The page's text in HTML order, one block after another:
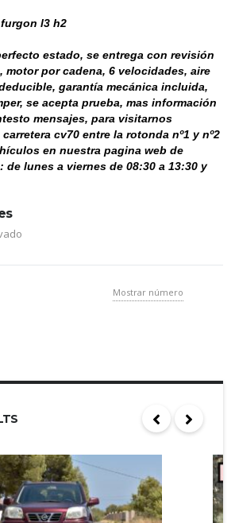
l3 h2
estado, se entrega con revisión
motor por cadena, 6 velocidades, aire
garantía mecánica incluida,
se acepta prueba, mas información
mensajes, para visitarnos
cv70 entre la rotonda nº1 y nº2
en nuestra pagina web de
lunes a viernes de 08:30 a 13:30 y
Mostrar número